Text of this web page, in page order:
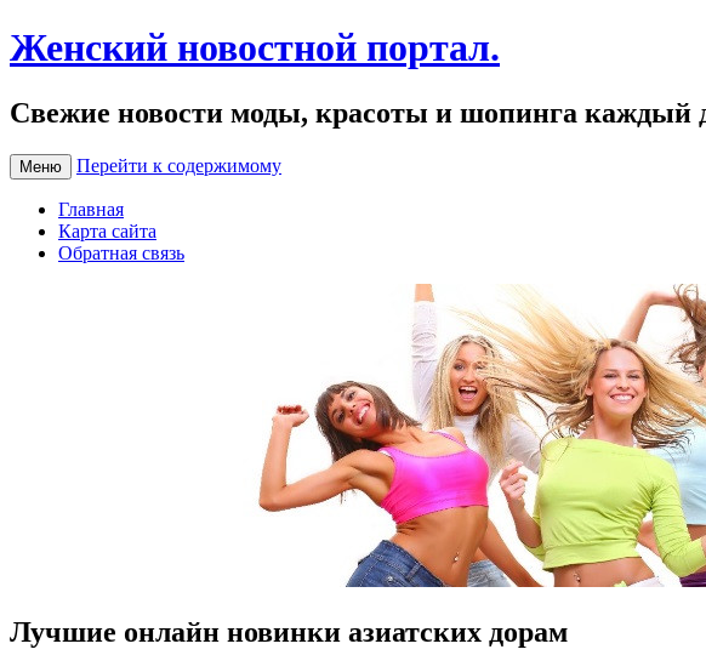
Женский новостной портал.
Свежие новости моды, красоты и шопинга каждый
Меню Перейти к содержимому
Главная
Карта сайта
Обратная связь
Лучшие онлайн новинки азиатских дорам